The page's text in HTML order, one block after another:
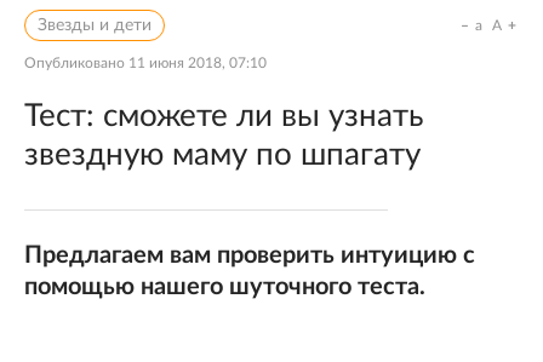
Звезды и дети
Опубликовано 11 июня 2018, 07:10
a A
Тест: сможете ли вы узнать
звездную маму по шпагату
Предлагаем вам проверить интуицию с
помощью нашего шуточного теста.